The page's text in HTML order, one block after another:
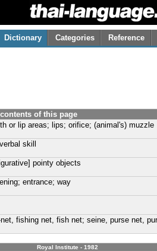
Dictionary Categories Reference
contents of this page
or lip areas; lips; orifice; (animal's) muzzle
skill
pointy objects
entrance; way
fishing net, fish net; seine, purse net,
Royal Institute - 1982